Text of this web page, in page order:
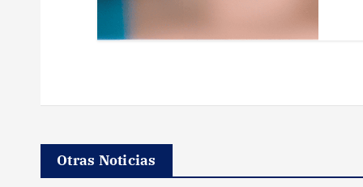
s
Otras Noticias